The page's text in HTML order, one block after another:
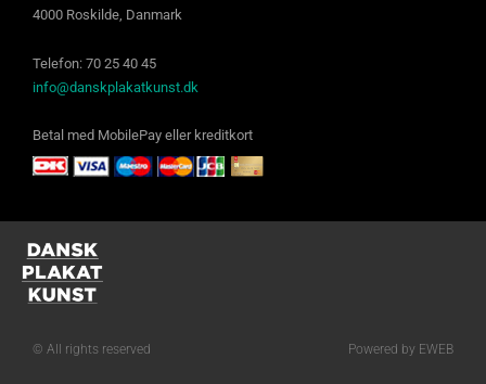
4000 Roskilde, Danmark
Telefon: 70 25 40 45
info@danskplakatkunst.dk
Betal med MobilePay eller kreditkort
© All rights reserved Powered by EWEB